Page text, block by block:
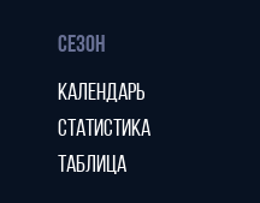
СЕЗОН
КАЛЕНДАРЬ
СТАТИСТИКА
ТАБЛИЦА